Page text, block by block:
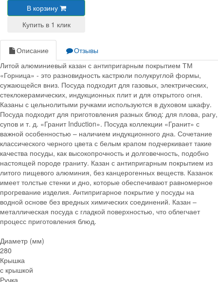
В корзину
Описание
Отзывы
Литой алюминиевый казан с антипригарным покрытием ТМ
«Горница» - это разновидность кастрюли полукруглой формы,
сужающейся вниз. Посуда подходит для газовых, электрических,
стеклокерамических, индукционных плит и для открытого огня.
Казаны с цельнолитыми ручками используются в духовом шкафу.
Посуда подходит для приготовления разных блюд: для плова, рагу,
супов и т. д. «Гранит Induction». Посуда коллекции «Гранит» с
важной особенностью – наличием индукционного дна. Сочетание
классического черного цвета с белым крапом подчеркивает такие
качества посуды, как высокопрочность и долговечность, подобно
настоящей породе граниту. Казан с антипригарным покрытием из
литого пищевого алюминия, без канцерогенных веществ. Казанок
имеет толстые стенки и дно, которые обеспечивают равномерное
прогревание изделия. Антипригарное покрытие у посуды на
водной основе без вредных химических соединений. Казан –
металлическая посуда с гладкой поверхностью, что облегчает
процесс приготовления блюд.
Диаметр (мм)
280
Крышка
с крышкой
Ручка